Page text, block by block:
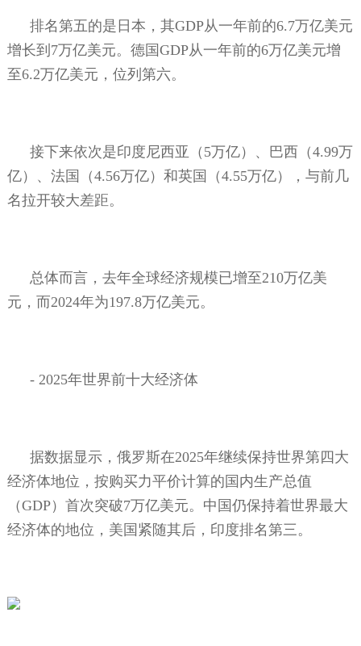
排名第五的是日本，其GDP从一年前的6.7万亿美元
增长到 7万亿美元。德国GDP从一年前的6万亿美元增
至6.2万亿美元，位列第六。
接下来依次是印度尼西亚（ 5万亿）、巴西（4.99万
亿）、法国（4.56万亿）和英国（4.55万亿），与前几
名拉开较大差距。
总体而言，去年全球经济规模已增至210万亿美
元，而2024年为197.8万亿美元。
- 2025年世界前十大经济体
据数据显示，俄罗斯在2025年继续保持世界第四大
经济体地位，按购买力平价计算的国内生产总值
（GDP）首次突破7万亿美元。中国仍保持着世界最大
经济体的地位，美国紧随其后，印度排名第三。